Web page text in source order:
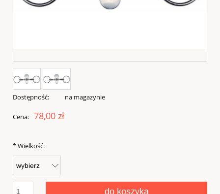
Dostępność: na magazynie
Cena: 78,00 zł
*Wielkość:
do koszyka